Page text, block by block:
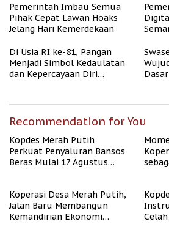
Pemerintah Imbau Semua
Pihak Cepat Lawan Hoaks
Jelang Hari Kemerdekaan
Di Usia RI ke-81, Pangan
Menjadi Simbol Kedaulatan
dan Kepercayaan Diri
Recommendation for You
Kopdes Merah Putih
Perkuat Penyaluran Bansos
Beras Mulai 17 Agustus
Koperasi Desa Merah Putih,
Jalan Baru Membangun
Kemandirian Ekonomi